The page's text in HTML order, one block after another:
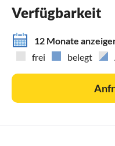
Verfügbarkeit
12 Monate
frei
belegt